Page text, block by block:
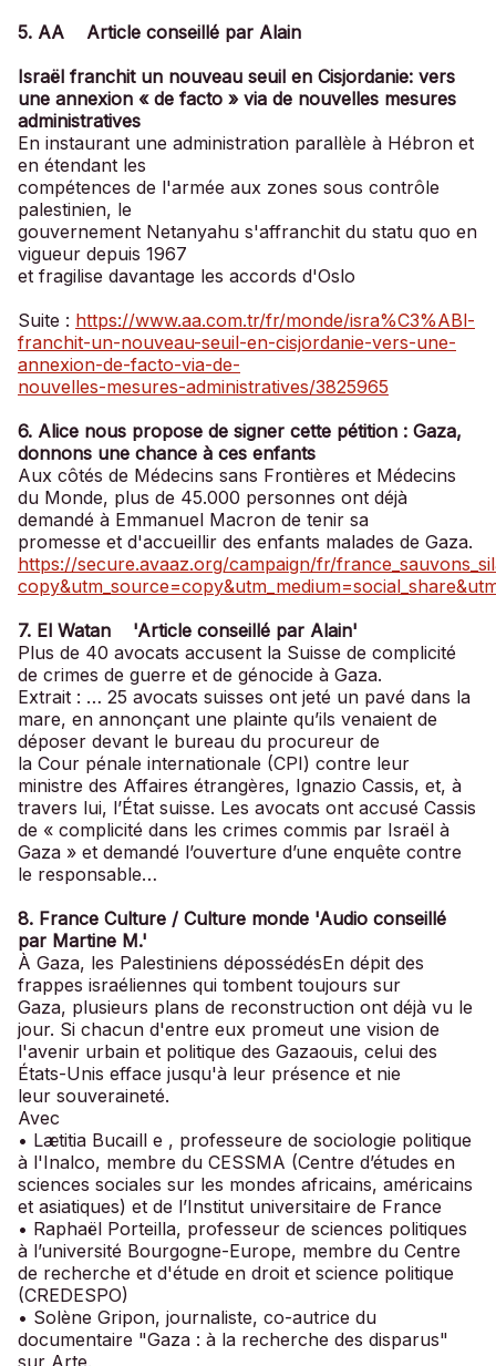
5. AA Article conseillé par Alain
Israël franchit un nouveau seuil en Cisjordanie: vers
une annexion « de facto » via de nouvelles mesures
administratives
En instaurant une administration parallèle à Hébron et
en étendant les
compétences de l'armée aux zones sous contrôle
palestinien, le
gouvernement Netanyahu s'affranchit du statu quo en
vigueur depuis 1967
et fragilise davantage les accords d'Oslo
Suite : https://www.aa.com.tr/fr/monde/isra%C3%ABl-
franchit-un-nouveau-seuil-en-cisjordanie-vers-une-
annexion-de-facto-via-de-
nouvelles-mesures-administratives/3825965
6. Alice nous propose de signer cette pétition : Gaza,
donnons une chance à ces enfants
Aux côtés de Médecins sans Frontières et Médecins
du Monde, plus de 45.000 personnes ont déjà
demandé à Emmanuel Macron de tenir sa
promesse et d'accueillir des enfants malades de Gaza.
https://secure.avaaz.org/campaign/fr/
7. El Watan 'Article conseillé par Alain'
Plus de 40 avocats accusent la Suisse de complicité
de crimes de guerre et de génocide à Gaza.
Extrait : … 25 avocats suisses ont jeté un pavé dans la
mare, en annonçant une plainte qu’ils venaient de
déposer devant le bureau du procureur de
la Cour pénale internationale (CPI) contre leur
ministre des Affaires étrangères, Ignazio Cassis, et, à
travers lui, l’État suisse. Les avocats ont accusé Cassis
de « complicité dans les crimes commis par Israël à
Gaza » et demandé l’ouverture d’une enquête contre
le responsable…
8. France Culture / Culture monde 'Audio conseillé
par Martine M.'
À Gaza, les Palestiniens dépossédésEn dépit des
frappes israéliennes qui tombent toujours sur
Gaza, plusieurs plans de reconstruction ont déjà vu le
jour. Si chacun d'entre eux promeut une vision de
l'avenir urbain et politique des Gazaouis, celui des
États-Unis efface jusqu'à leur présence et nie
leur souveraineté.
Avec
• Lætitia Bucaill e , professeure de sociologie politique
à l'Inalco, membre du CESSMA (Centre d’études en
sciences sociales sur les mondes africains, américains
et asiatiques) et de l’Institut universitaire de France
• Raphaël Porteilla, professeur de sciences politiques
à l’université Bourgogne-Europe, membre du Centre
de recherche et d'étude en droit et science politique
(CREDESPO)
• Solène Gripon, journaliste, co-autrice du
documentaire "Gaza : à la recherche des disparus"
sur Arte.